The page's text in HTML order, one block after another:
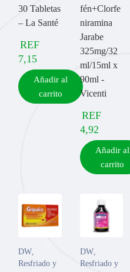
30 Tabletas
– La Santé
REF
7,15
Añadir al
carrito
fén+Clorfe
niramina
Jarabe
325mg/32
ml/15ml x
90ml -
Vicenti
REF
4,92
Añadir al
carrito
DW
Resfriado y
DW,
Resfriado y